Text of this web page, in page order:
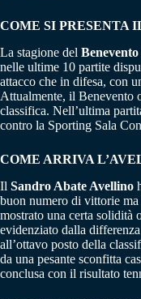
COME SI PRESENTA
La stagione del Benevento
nelle ultime 10 partite
attacco che in difesa, con
Attualmente, il Benevento
classifica. Nell’ultima
contro la Sporting Sala
COME ARRIVA
Il Sandro Abate Avellino
buon numero di vittorie
mostrato una certa solidità
evidenziato dalla
all’ottavo posto della
da una pesante sconfitta
conclusa con il risultato